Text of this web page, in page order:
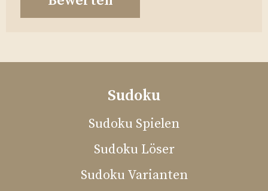
Sudoku
Sudoku Spielen
Sudoku Löser
Sudoku Varianten